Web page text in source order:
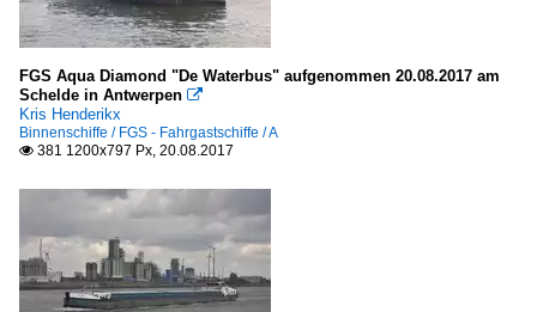
F
G
H
J
M
N
S
T
FGS Aqua Diamond "De Waterbus" aufgenommen 20.08.2017 am
Schelde in Antwerpen 
Kris Henderikx
Binnenschiffe / FGS - Fahrgastschiffe / A
 381 1200x797 Px, 20.08.2017